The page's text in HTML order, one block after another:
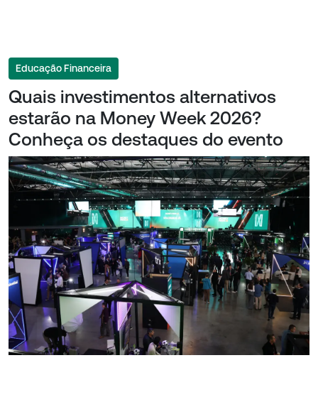
Educação Financeira
Quais investimentos alternativos
estarão na Money Week 2026?
Conheça os destaques do evento